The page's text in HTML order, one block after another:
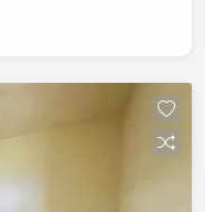
e serviços.
um espaço
conforto para
e se encantar
terreno pode